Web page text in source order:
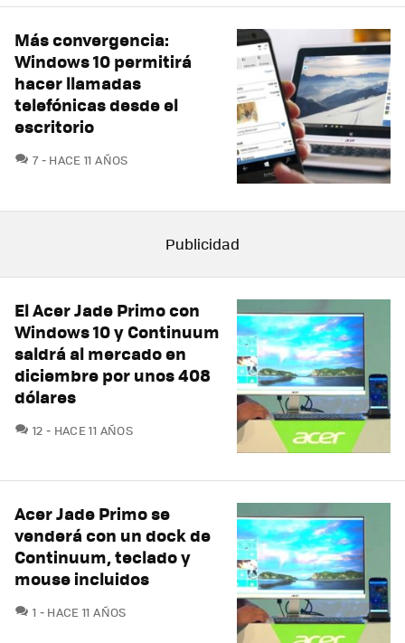
Más convergencia:
Windows 10 permitirá
hacer llamadas
telefónicas desde el
escritorio
7COMENTARIOS
HACE 11 AÑOS
El Acer Jade Primo con
Windows 10 y Continuum
saldrá al mercado en
diciembre por unos 408
dólares
12 COMENTARIOS
HACE 11 AÑOS
Acer Jade Primo se
venderá con un dock de
Continuum, teclado y
mouse incluidos
1 COMENTARIOS
HACE 11 AÑOS